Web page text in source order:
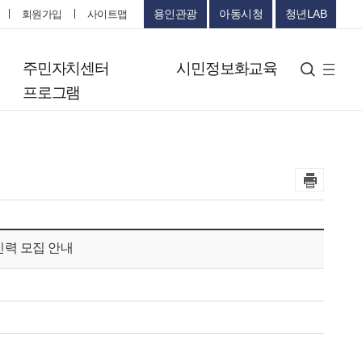
회원가입 사이트맵 용인관광 아동시청 청년LAB
주민자치센터
프로그램
시민정보화교육 검색
사
트
모집 안내